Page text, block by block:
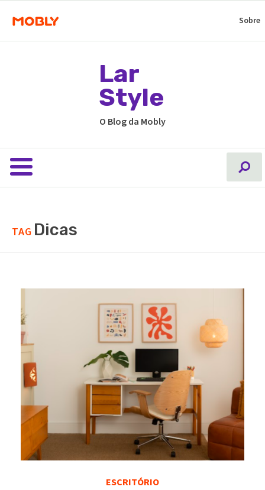
Sobre
Lar
Style
O Blog da Mobly
TAG Dicas
ESCRITÓRIO